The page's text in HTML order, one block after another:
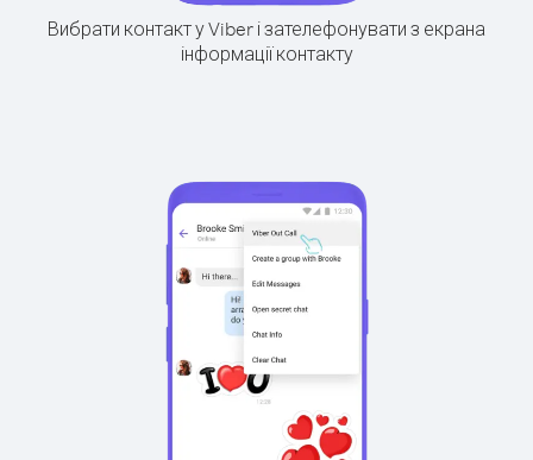
Вибрати контакт у Viber і зателефонувати з екрана
інформації контакту